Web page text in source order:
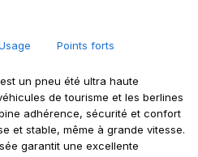
Points forts
un pneu été ultra haute
de tourisme et les berlines
adhérence, sécurité et confort
et stable, même à grande vitesse.
garantit une excellente